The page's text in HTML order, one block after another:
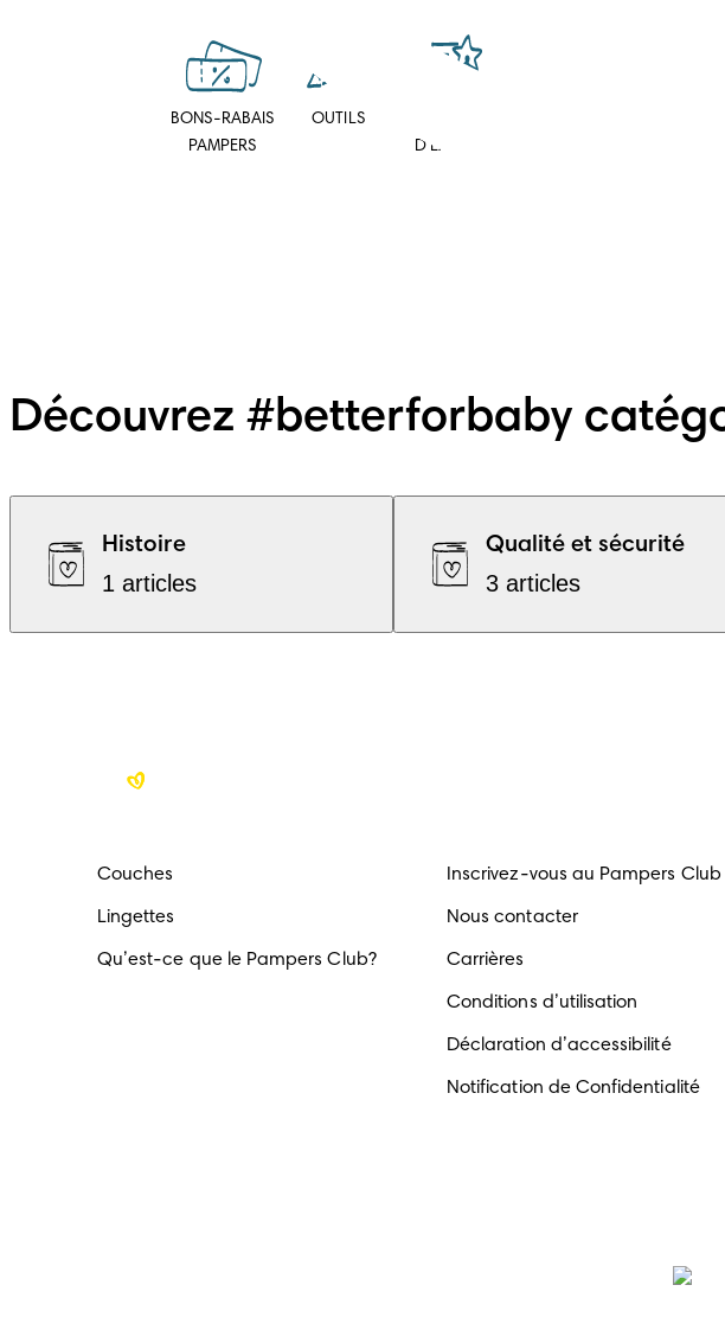
BONS-RABAIS
PAMPERS
OUTILS
D’EXPERTS
Découvrez #betterforbaby
Histoire
1 articles
Qualité et sécurité
3 articles
Couches
Lingettes
Qu’est-ce que le Pampers Club?
Inscrivez-vous au Pampers Club
Nous contacter
Carrières
Conditions d’utilisation
Déclaration d’accessibilité
Notification de Confidentialité